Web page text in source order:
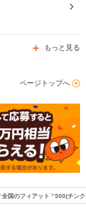
もっと見る
ページトップへ
全国のフィアット 500(チン